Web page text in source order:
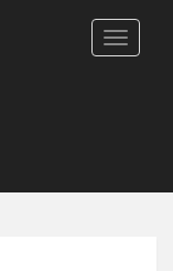
टॉगल